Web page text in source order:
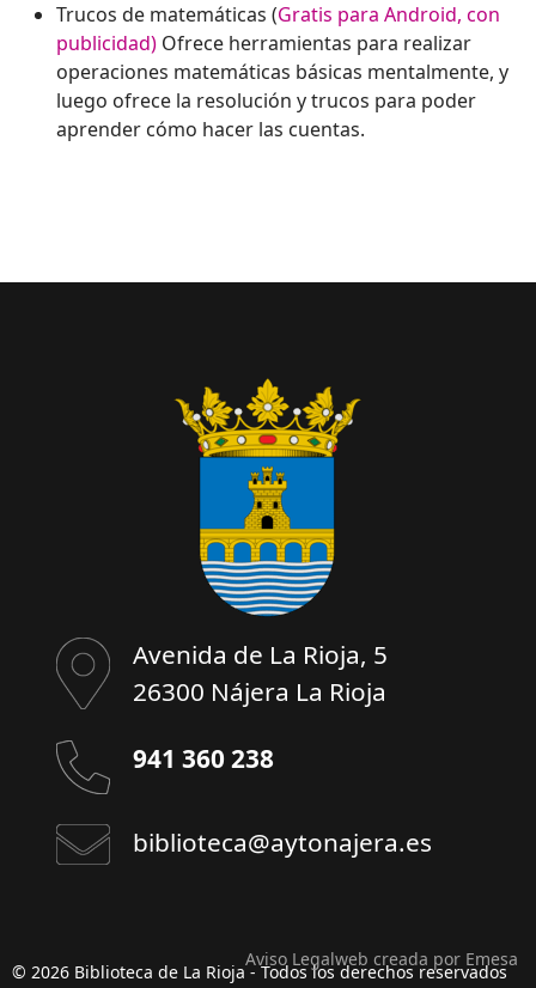
Trucos de matemáticas (Gratis para Android, con
publicidad) Ofrece herramientas para realizar
operaciones matemáticas básicas mentalmente, y
luego ofrece la resolución y trucos para poder
aprender cómo hacer las cuentas.
© 2026 Biblioteca de La Rioja - Todos los derechos reservados
Aviso Legalweb creada por Emesa
Avenida de La Rioja, 5
26300 Nájera La Rioja
941 360 238
biblioteca@aytonajera.es